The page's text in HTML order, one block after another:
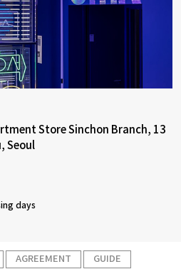
Store Sinchon Branch, 13
Seoul
days
AGREEMENT GUIDE